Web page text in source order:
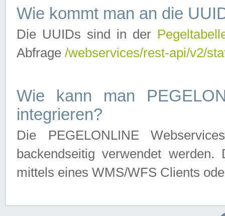
Wie kommt man an die
Die UUIDs sind in der
Abfrage /webservices/rest-api/v2/
Wie kann man
integrieren?
Die PEGELONLINE
backendseitig verwendet
mittels eines WMS/WFS Clients